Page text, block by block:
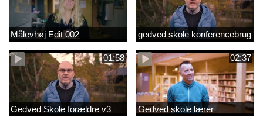
Målevhøj Edit 002 gedved skole konferencebrug
01:58
Gedved Skole forældre v3
02:37
Gedved skole lærer